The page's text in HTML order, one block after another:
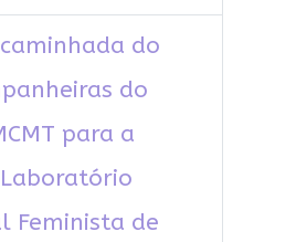
do
do
para a
Feminista de